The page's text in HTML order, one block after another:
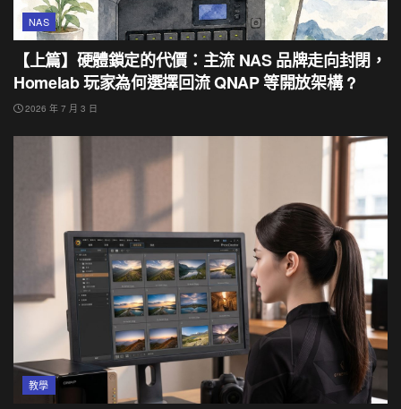
NAS
【上篇】硬體鎖定的代價：主流 NAS 品牌走向封閉，
Homelab 玩家為何選擇回流 QNAP 等開放架構 ?
2026 年 7 月 3 日
教學